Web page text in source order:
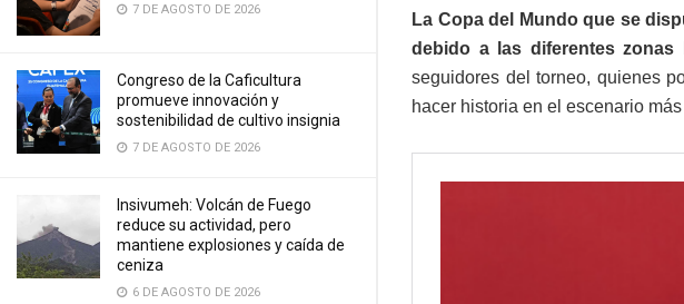
7 DE AGOSTO DE 2026
Congreso de la Caficultura
promueve innovación y
sostenibilidad de cultivo insignia
7 DE AGOSTO DE 2026
Insivumeh: Volcán de Fuego
reduce su actividad, pero
mantiene explosiones y caída de
ceniza
6 DE AGOSTO DE 2026
La Copa del Mundo que se
debido a las diferentes zonas
seguidores del torneo, quienes
hacer historia en el escenario